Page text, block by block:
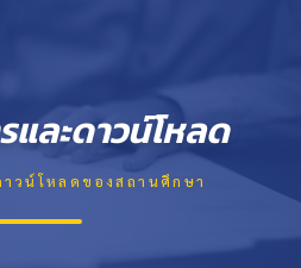
และดาวน์โหลด
วน์โหลดของสถานศึกษา